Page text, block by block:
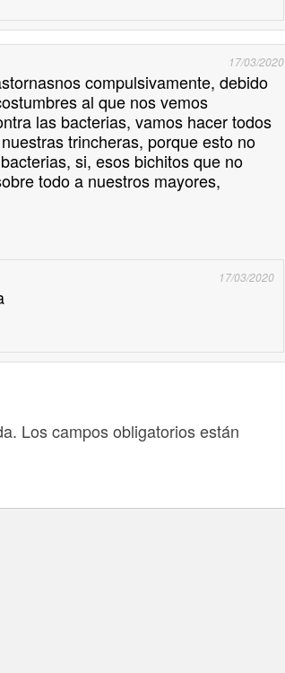
17/03/2020
compulsivamente, debido
al que nos vemos
las bacterias, vamos hacer todos
trincheras, porque esto no
si, esos bichitos que no
todo a nuestros mayores,
17/03/2020
Los campos obligatorios están